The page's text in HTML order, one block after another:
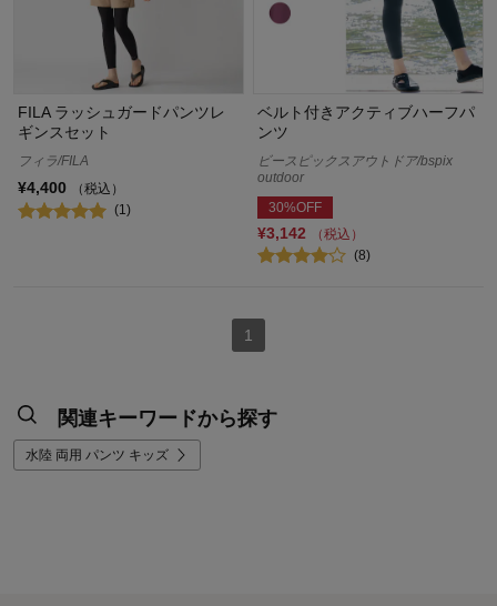
FILA ラッシュガードパンツレ
ギンスセット
フィラ/FILA
¥4,400
（税込）
(1)
ベルト付きアクティブハーフパ
ンツ
ビースピックスアウトドア/bspix
outdoor
30%OFF
¥3,142
（税込）
(8)
1
関連キーワードから探す
水陸 両用 パンツ キッズ